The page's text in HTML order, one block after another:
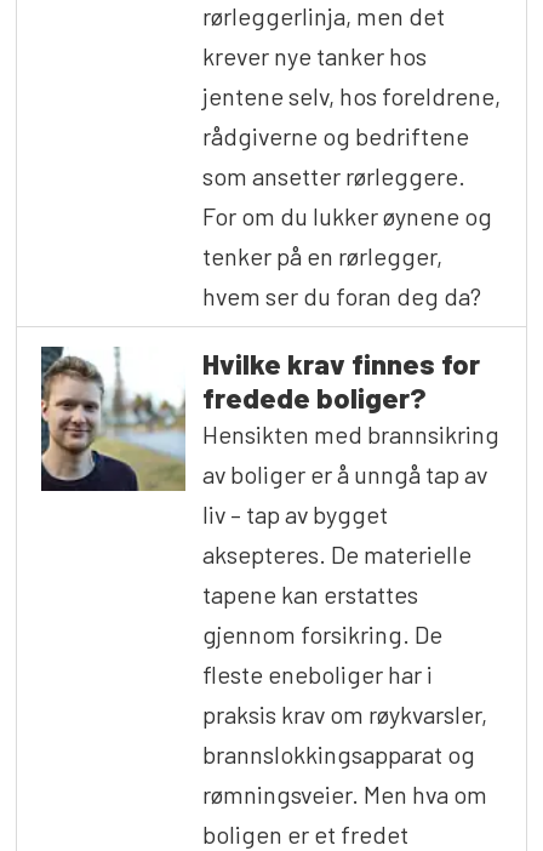
rørleggerlinja, men det
krever nye tanker hos
jentene selv, hos foreldrene,
rådgiverne og bedriftene
som ansetter rørleggere.
For om du lukker øynene og
tenker på en rørlegger,
hvem ser du foran deg da?
Hvilke krav finnes for
fredede boliger?
Hensikten med brannsikring
av boliger er å unngå tap av
liv – tap av bygget
aksepteres. De materielle
tapene kan erstattes
gjennom forsikring. De
fleste eneboliger har i
praksis krav om røykvarsler,
brannslokkingsapparat og
rømningsveier. Men hva om
boligen er et fredet